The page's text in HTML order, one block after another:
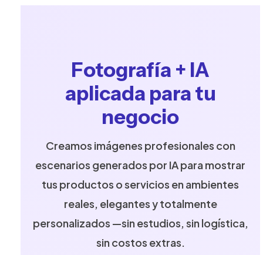
Fotografía + IA
aplicada para tu
negocio
Creamos imágenes profesionales con
escenarios generados por IA para mostrar
tus productos o servicios en ambientes
reales, elegantes y totalmente
personalizados —sin estudios, sin logística,
sin costos extras.